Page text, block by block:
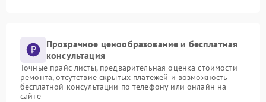
Прозрачное ценообразование и бесплатная
консультация
Точные прайс-листы, предварительная оценка стоимости
ремонта, отсутствие скрытых платежей и возможность
бесплатной консультации по телефону или онлайн на
сайте